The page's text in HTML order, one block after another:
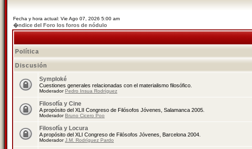
Fecha y hora actual: Vie Ago 07, 2026 5:00 am
�ndice del Foro los foros de nódulo
Política
Discusión
Symploké
Cuestiones generales relacionadas con el materialismo filosófico.
ModeradorPedro Insua Rodríguez
Filosofía y Cine
A propósito del XLII Congreso de Filósofos Jóvenes, Salamanca 2005.
ModeradorBruno Cicero Poo
Filosofía y Locura
A propósito del XLI Congreso de Filósofos Jóvenes, Barcelona 2004.
ModeradorJ.M. Rodríguez Pardo